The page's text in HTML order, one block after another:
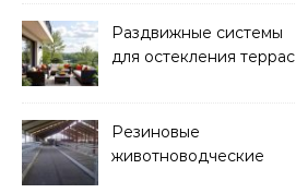
Раздвижные системы
для остекления террас
Резиновые
животноводческие